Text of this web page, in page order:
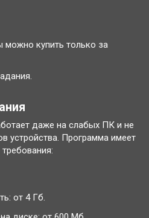
можно купить только за
даже на слабых ПК и не
устройства. Программа имеет
от 4 Гб.